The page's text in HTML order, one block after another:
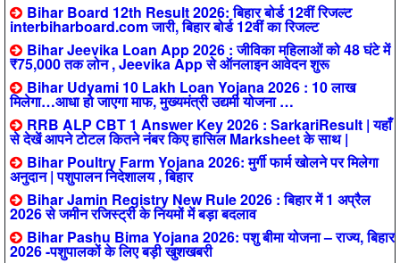
Bihar Board 12th Result 2026: बिहार बोर्ड 12वीं रिजल्ट
interbiharboard.com जारी, बिहार बोर्ड 12वीं का रिजल्ट
Bihar Jeevika Loan App 2026 : जीविका महिलाओं को 48 घंटे में
₹75,000 तक लोन , Jeevika App से ऑनलाइन आवेदन शुरू
Bihar Udyami 10 Lakh Loan Yojana 2026 : 10 लाख
मिलेगा…आधा हो जाएगा माफ, मुख्यमंत्री उद्यमी योजना …
RRB ALP CBT 1 Answer Key 2026 : SarkariResult | यहाँ
से देखें आपने टोटल कितने नंबर किए हासिल Marksheet के साथ |
Bihar Poultry Farm Yojana 2026: मुर्गी फार्म खोलने पर मिलेगा
अनुदान | पशुपालन निदेशालय , बिहार
Bihar Jamin Registry New Rule 2026 : बिहार में 1 अप्रैल
2026 से जमीन रजिस्ट्री के नियमों में बड़ा बदलाव
Bihar Pashu Bima Yojana 2026: पशु बीमा योजना – राज्य, बिहार
2026 -पशुपालकों के लिए बड़ी खुशखबरी